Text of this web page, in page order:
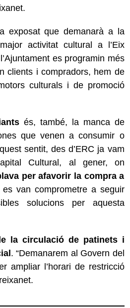
exposat que demanarà a la
activitat cultural a l’Eix
es programin més
clients i compradors, hem de
culturals i de promoció
és, també, la manca de
que venen a consumir o
sentit, des d’ERC ja vam
Cultural, al gener, on
per afavorir la compra a
van comprometre a seguir
solucions per aquesta
la circulació de patinets i
. “Demanarem al Govern del
ampliar l’horari de restricció